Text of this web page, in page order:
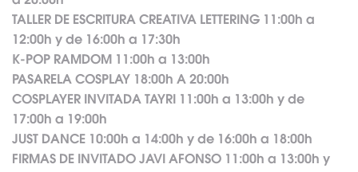
TALLER DE ESCRITURA CREATIVA LETTERING 11:00h a
12:00h y de 16:00h a 17:30h
K-POP RAMDOM 11:00h a 13:00h
PASARELA COSPLAY 18:00h A 20:00h
COSPLAYER INVITADA TAYRI 11:00h a 13:00h y de
17:00h a 19:00h
JUST DANCE 10:00h a 14:00h y de 16:00h a 18:00h
FIRMAS DE INVITADO JAVI AFONSO 11:00h a 13:00h y